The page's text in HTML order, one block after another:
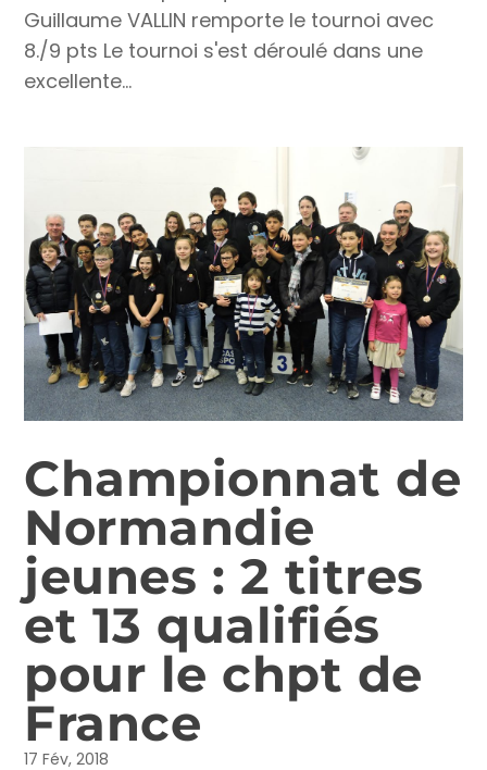
Guillaume VALLIN remporte le tournoi avec
8./9 pts Le tournoi s'est déroulé dans une
excellente...
Championnat de
Normandie
jeunes : 2 titres
et 13 qualifiés
pour le chpt de
France
17 Fév, 2018